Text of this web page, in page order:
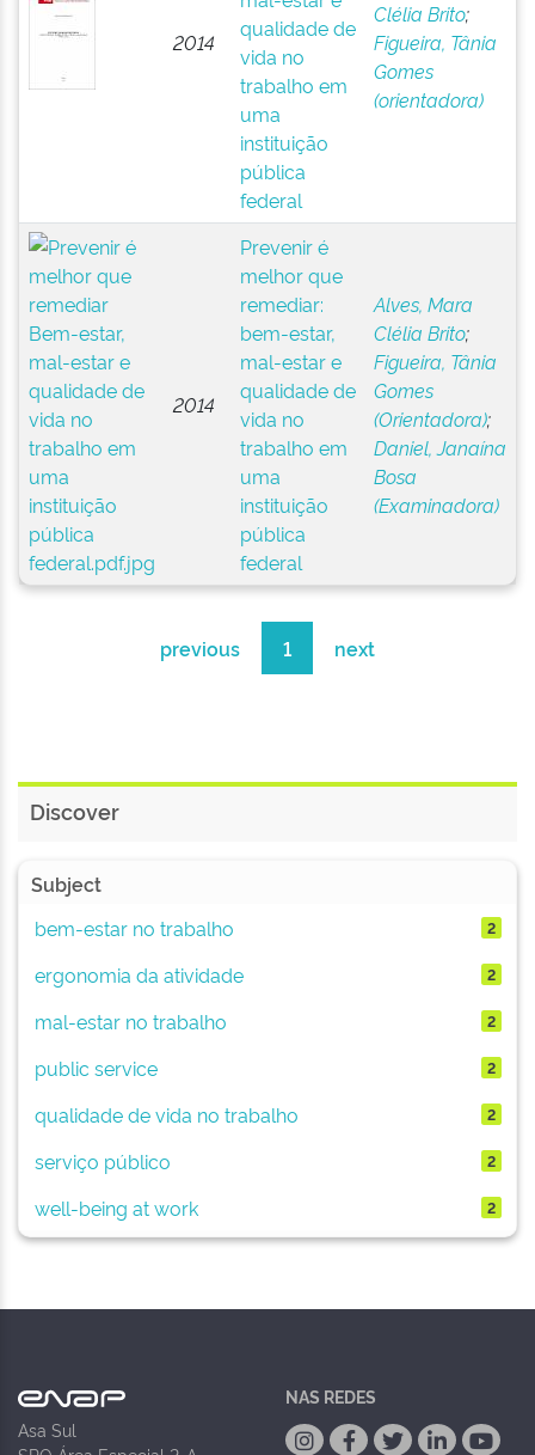
2014
qualidade de
vida no
trabalho em
uma
instituição
pública
federal
Clélia Brito;
Figueira, Tânia
Gomes
(orientadora)
2014
Prevenir é
melhor que
remediar:
bem-estar,
mal-estar e
qualidade de
vida no
trabalho em
uma
instituição
pública
federal
Alves, Mara
Clélia Brito;
Figueira, Tânia
Gomes
(Orientadora);
Daniel, Janaína
Bosa
(Examinadora)
previous 1 next
Discover
Subject
bem-estar no trabalho
2
ergonomia da atividade 2
mal-estar no trabalho 2
public service 2
qualidade de vida no trabalho 2
serviço público 2
well-being at work 2
Asa Sul
NAS REDES